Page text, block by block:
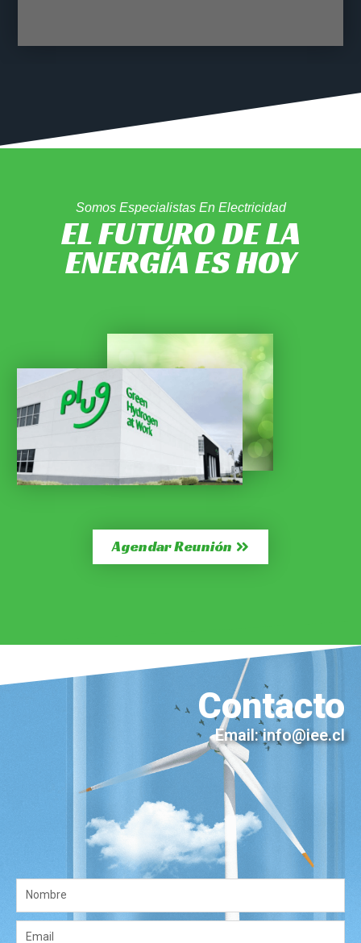
Somos Especialistas En Electricidad
EL FUTURO DE LA
ENERGÍA ES HOY
Agendar Reunión
Contacto
Email: info@iee.cl